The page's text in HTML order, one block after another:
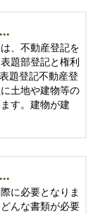
、不動産登記を
題部登記と権利
題登記不動産登
土地や建物等の
す。建物が建
に必要となりま
んな書類が必要